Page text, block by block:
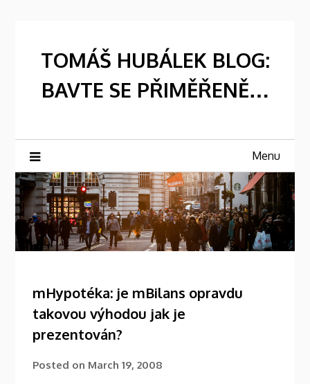
TOMÁŠ HUBÁLEK BLOG:
BAVTE SE PŘIMĚŘENĚ…
Menu
mHypotéka: je mBilans opravdu
takovou výhodou jak je
prezentován?
Posted on March 19, 2008